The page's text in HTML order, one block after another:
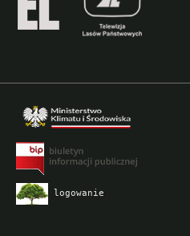
logowanie